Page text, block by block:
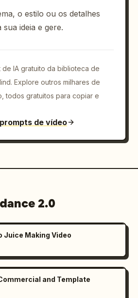
posição de cada cômodo"
e nítida aparece — layout
cômodos codificados por
madeira quente e azul para
para garagem."
baixa brilha suavemente.
finas aparecem sob a
o plano do solo. As
começam a pulsar
para subir."
o estilo ou os detalhes
ideia e gere.
de IA gratuito da biblioteca de
Explore outros milhares de
todos gratuitos para copiar e
de vídeo
2.0
Juice Making Video
and Template